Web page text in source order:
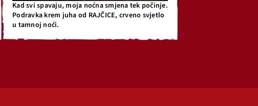
Kad svi spavaju, moja noćna smjena tek počinje.
Podravka krem juha od RAJČICE, crveno svjetlo
u tamnoj noći.